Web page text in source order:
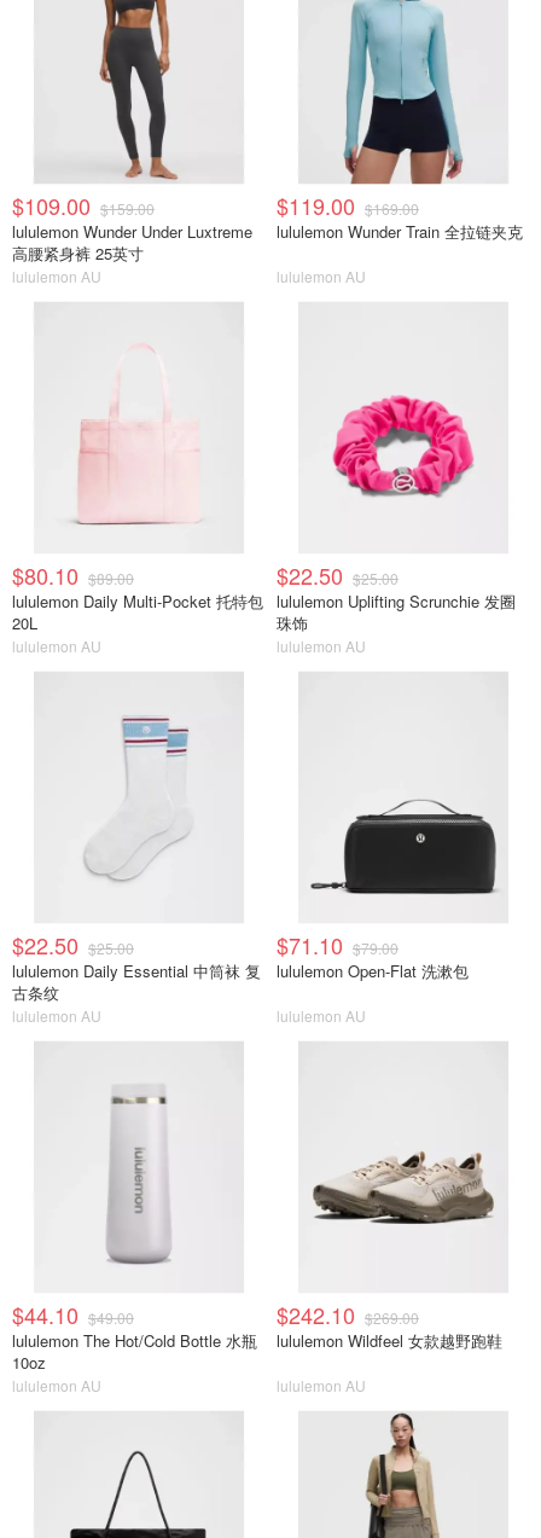
$109.00 $159.00
lululemon Wunder Under Luxtreme
高腰紧身裤 25英寸
lululemon AU
$119.00 $169.00
lululemon Wunder Train 全拉链夹克
lululemon AU
$80.10 $89.00
lululemon Daily Multi-Pocket 托特包
20L
lululemon AU
$22.50 $25.00
lululemon Uplifting Scrunchie 发圈
珠饰
lululemon AU
$22.50 $25.00
lululemon Daily Essential 中筒袜 复
古条纹
lululemon AU
$71.10 $79.00
lululemon Open-Flat 洗漱包
lululemon AU
$44.10 $49.00
lululemon The Hot/Cold Bottle 水瓶
10oz
lululemon AU
$242.10 $269.00
lululemon Wildfeel 女款越野跑鞋
lululemon AU